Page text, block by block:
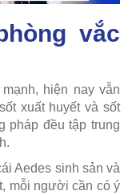
vắc
hiện nay vẫn
xuất huyết và sốt
pháp đều tập trung
Aedes sinh sản và
mỗi người cần có ý